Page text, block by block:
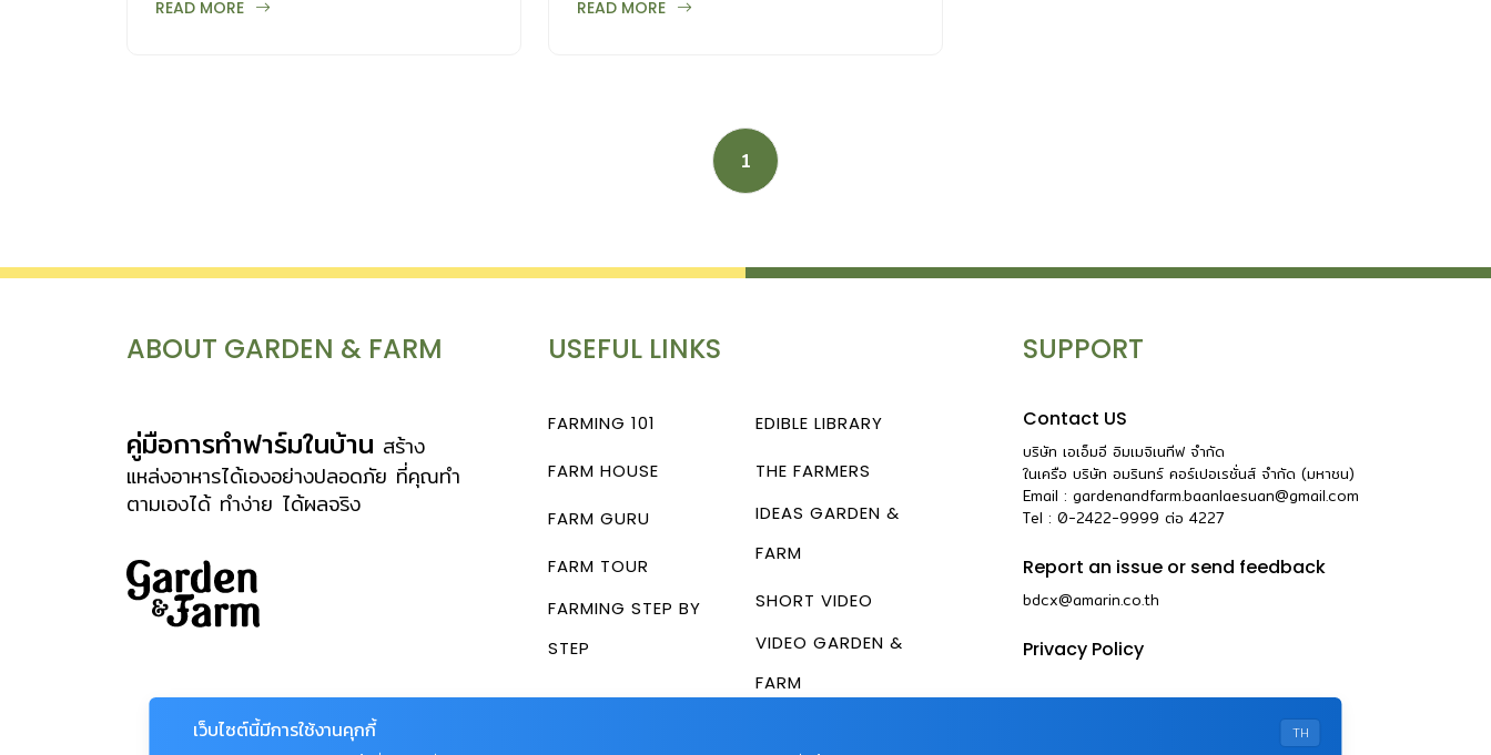
READ MORE READ MORE
1
ABOUT GARDEN & FARM
คู่มือการทำฟาร์มในบ้าน สร้าง
แหล่งอาหารได้เองอย่างปลอดภัย ที่คุณทำ
ตามเองได้ ทำง่าย ได้ผลจริง
USEFUL LINKS
FARMING 101
FARM HOUSE
FARM GURU
FARM TOUR
FARMING STEP BY
STEP
EDIBLE LIBRARY
THE FARMERS
IDEAS GARDEN &
FARM
SHORT VIDEO
VIDEO GARDEN &
FARM
SUPPORT
Contact US
บริษัท เอเอ็มอี อิมเมจิเนทีฟ จำกัด
ในเครือ บริษัท อมรินทร์ คอร์เปอเรชั่นส์ จำกัด (มหาชน)
Email : gardenandfarm.baanlaesuan@gmail.com
Tel : 0-2422-9999 ต่อ 4227
Report an issue or send feedback
bdcx@amarin.co.th
Privacy Policy
TH
เว็บไซต์นี้มีการใช้งานคุกกี้